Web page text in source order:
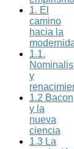
1. El
camino
hacia la
1.1.
y
1.2 Bacon
y la
nueva
ciencia
1.3 La